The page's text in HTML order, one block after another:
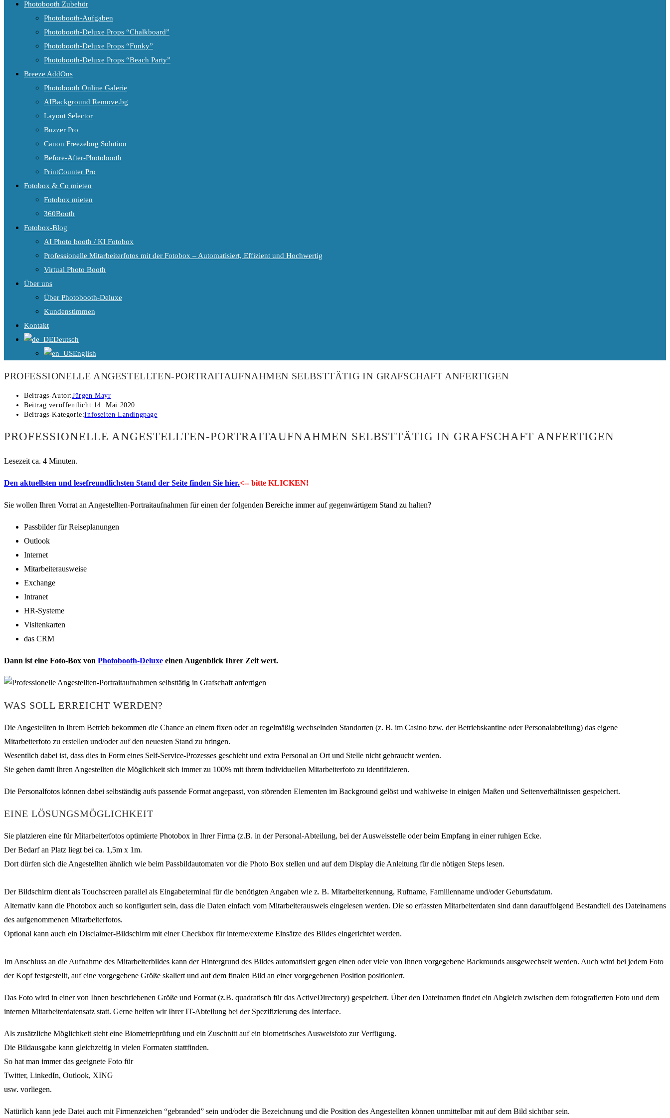
Photobooth Zubehör
Photobooth-Aufgaben
Photobooth-Deluxe Props “Chalkboard”
Photobooth-Deluxe Props “Funky”
Photobooth-Deluxe Props “Beach Party”
Breeze AddOns
Photobooth Online Galerie
AIBackground Remove.bg
Layout Selector
Buzzer Pro
Canon Freezebug Solution
Before-After-Photobooth
PrintCounter Pro
Fotobox & Co mieten
Fotobox mieten
360Booth
Fotobox-Blog
AI Photo booth / KI Fotobox
Professionelle Mitarbeiterfotos mit der Fotobox – Automatisiert, Effizient und Hochwertig
Virtual Photo Booth
Über uns
Über Photobooth-Deluxe
Kundenstimmen
Kontakt
Deutsch
English
PROFESSIONELLE ANGESTELLTEN-PORTRAITAUFNAHMEN SELBSTTÄTIG IN GRAFSCHAFT ANFERTIGEN
Beitrags-Autor:Jürgen Mayr
Beitrag veröffentlicht: 14. Mai 2020
Beitrags-Kategorie:Infoseiten Landingpage
PROFESSIONELLE ANGESTELLTEN-PORTRAITAUFNAHMEN SELBSTTÄTIG IN GRAFSCHAFT ANFERTIGEN
Lesezeit ca. 4 Minuten.
Den aktuellsten und lesefreundlichsten Stand der Seite finden Sie hier.<-- bitte KLICKEN!
Sie wollen Ihren Vorrat an Angestellten-Portraitaufnahmen für einen der folgenden Bereiche immer auf gegenwärtigem Stand zu halten?
Passbilder für Reiseplanungen
Outlook
Internet
Mitarbeiterausweise
Exchange
Intranet
HR-Systeme
Visitenkarten
das CRM
Dann ist eine Foto-Box von Photobooth-Deluxe einen Augenblick Ihrer Zeit wert.
WAS SOLL ERREICHT WERDEN?
Die Angestellten in Ihrem Betrieb bekommen die Chance an einem fixen oder an regelmäßig wechselnden Standorten (z. B. im Casino bzw. der Betriebskantine oder Personalabteilung) das eigene
Mitarbeiterfoto zu erstellen und/oder auf den neuesten Stand zu bringen.
Wesentlich dabei ist, dass dies in Form eines Self-Service-Prozesses geschieht und extra Personal an Ort und Stelle nicht gebraucht werden.
Sie geben damit Ihren Angestellten die Möglichkeit sich immer zu 100% mit ihrem individuellen Mitarbeiterfoto zu identifizieren.
Die Personalfotos können dabei selbständig aufs passende Format angepasst, von störenden Elementen im Background gelöst und wahlweise in einigen Maßen und Seitenverhältnissen gespeichert.
EINE LÖSUNGSMÖGLICHKEIT
Sie platzieren eine für Mitarbeiterfotos optimierte Photobox in Ihrer Firma (z.B. in der Personal-Abteilung, bei der Ausweisstelle oder beim Empfang in einer ruhigen Ecke.
Der Bedarf an Platz liegt bei ca. 1,5m x 1m.
Dort dürfen sich die Angestellten ähnlich wie beim Passbildautomaten vor die Photo Box stellen und auf dem Display die Anleitung für die nötigen Steps lesen.
Der Bildschirm dient als Touchscreen parallel als Eingabeterminal für die benötigten Angaben wie z. B. Mitarbeiterkennung, Rufname, Familienname und/oder Geburtsdatum.
Alternativ kann die Photobox auch so konfiguriert sein, dass die Daten einfach vom Mitarbeiterausweis eingelesen werden. Die so erfassten Mitarbeiterdaten sind dann darauffolgend Bestandteil des Dateinamens
des aufgenommenen Mitarbeiterfotos.
Optional kann auch ein Disclaimer-Bildschirm mit einer Checkbox für interne/externe Einsätze des Bildes eingerichtet werden.
Im Anschluss an die Aufnahme des Mitarbeiterbildes kann der Hintergrund des Bildes automatisiert gegen einen oder viele von Ihnen vorgegebene Backrounds ausgewechselt werden. Auch wird bei jedem Foto
der Kopf festgestellt, auf eine vorgegebene Größe skaliert und auf dem finalen Bild an einer vorgegebenen Position positioniert.
Das Foto wird in einer von Ihnen beschriebenen Größe und Format (z.B. quadratisch für das ActiveDirectory) gespeichert. Über den Dateinamen findet ein Abgleich zwischen dem fotografierten Foto und dem
internen Mitarbeiterdatensatz statt. Gerne helfen wir Ihrer IT-Abteilung bei der Spezifizierung des Interface.
Als zusätzliche Möglichkeit steht eine Biometrieprüfung und ein Zuschnitt auf ein biometrisches Ausweisfoto zur Verfügung.
Die Bildausgabe kann gleichzeitig in vielen Formaten stattfinden.
So hat man immer das geeignete Foto für
Twitter, LinkedIn, Outlook, XING
usw. vorliegen.
Natürlich kann jede Datei auch mit Firmenzeichen “gebranded” sein und/oder die Bezeichnung und die Position des Angestellten können unmittelbar mit auf dem Bild sichtbar sein.